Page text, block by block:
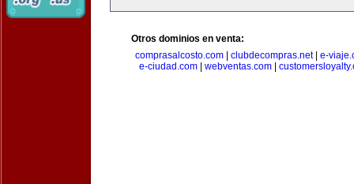
Otros dominios en venta:
comprasalcosto.com
clubdecompras.net| e-
e-ciudad.com| webventas.com|